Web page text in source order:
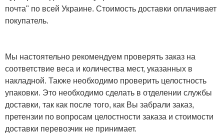
почта" по всей Украине. Стоимость доставки оплачивает
покупатель.
Мы настоятельно рекомендуем проверять заказ на
соответствие веса и количества мест, указанных в
накладной. Также необходимо проверить целостность
упаковки. Это необходимо сделать в отделении службы
доставки, так как после того, как Вы забрали заказ,
претензии по вопросам целостности заказа и стоимости
доставки перевозчик не принимает.